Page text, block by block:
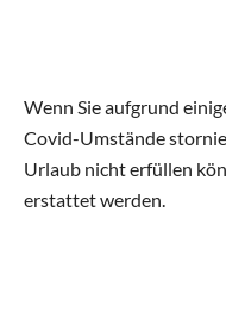
Wenn Sie aufgrund
Covid-Umstände
Urlaub nicht erfüllen
erstattet werden.